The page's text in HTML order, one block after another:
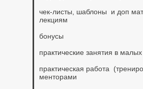
чек-листы, шаблоны и доп
лекциям
бонусы
практические занятия в
практическая работа
менторами